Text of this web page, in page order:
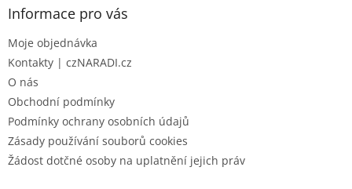
Informace pro vás
Moje objednávka
Kontakty | czNARADI.cz
O nás
Obchodní podmínky
Podmínky ochrany osobních údajů
Zásady používání souborů cookies
Žádost dotčné osoby na uplatnění jejich práv